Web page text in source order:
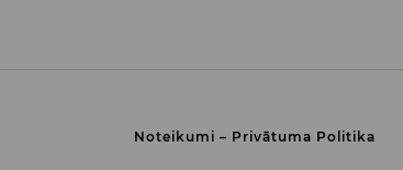
Noteikumi – Privātuma Politika